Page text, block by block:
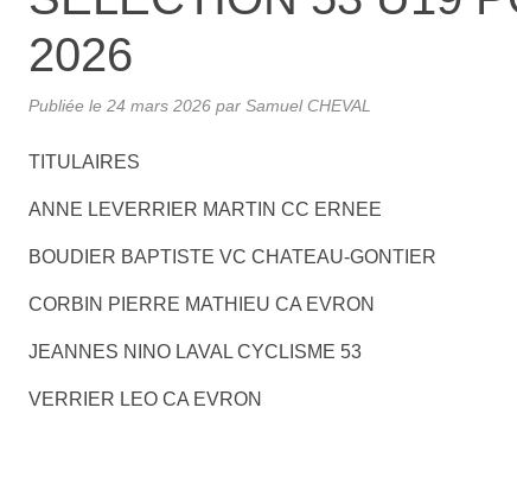
2026
Publiée le 24 mars 2026 par Samuel CHEVAL
TITULAIRES
ANNE LEVERRIER MARTIN CC ERNEE
BOUDIER BAPTISTE VC CHATEAU-GONTIER
CORBIN PIERRE MATHIEU CA EVRON
JEANNES NINO LAVAL CYCLISME 53
VERRIER LEO CA EVRON